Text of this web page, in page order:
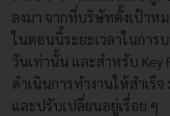
ลงมา จากที่บริษัทตั้งเป้า
ในตอนนี้ระยะเวลาในการ
วันเท่านั้น และสำหรับ Key
ดำเนินการทำงานให้สำเร็
และปรับเปลี่ยนอยู่เรื่อย ๆ